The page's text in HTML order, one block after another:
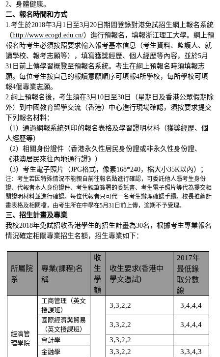
2、身體健康。
二、報名時間和方式
1.考生於2018年3月 1 日至3月20 日期間登錄對港免試招生網上報名系統
（http://www.ecogd.edu.cn/）進行預報名，填報浙江理工大學。網上預
報名時考生必須按照要求輸入報考基本信息（考生資料、監護人、就
讀學校、報考志願等），填寫獲獎經歷、個人經歷等內容，並於5月
31日前上傳學習概覽至預報名系統。考生在網上預報名時須填報志
願。每位考生按自己的報讀意願順序可填報4所學校，每所學校可填
報4個專業志願。
2.網上預報名後，考生須在3月10日至30日
（星期日及香港公眾假期除
外） 到中國教育留學交流（香港）中心進行現場確認，須按要求提交
下列報名材料：
（1）通過網報系統列印的報名表格及學習證明材料（獲獎經歷、個
人經歷等）
（2）相關身份證件（香港永久性居民身份證或非永久性身份證、
《港澳居民來往內地通行證》）
（3）考生電子照片（JPG格式，像素168*240，檔大小35K以內）；
注：考生若因特殊情況不能親自前往報名點進行確認，可委託他人憑考生身份
證、代報者本人身份證件、考生親筆簽署的委託書、考生電子照片等代為提交相
關證明材料並進行確認。每位代報者只可代一名考生辦理確認手續。校長推薦計
畫表格及相關檔，由考生所在中學在5月31日前上傳，逾期不予受理。
三、招生計畫及專業
我校2018年免試招收香港學生的招生計畫為30名，根據考生專業報名
情況確定相關專業招生名額，招生專業如下：
所屬院
系
專業(課程)名
稱
收
生
學
額
收生要求(香港中
學文憑試)
2017年
最低錄
取分數
線
經濟管
理學院
工商管理（英文
授課班）
3,3,2,2 3,4,4,4
國際經濟與貿易
（英文授課班）
3,3,2,2 3,4,4,4
會計學 3,3,2,2
金融學 3,3,2,2 3,3,4,3